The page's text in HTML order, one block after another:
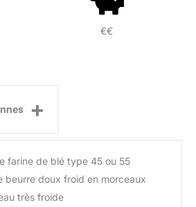
€€
+
farine de blé type 45 ou 55
beurre doux froid en morceaux
très froide